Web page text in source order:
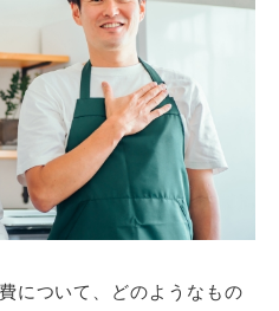
について、どのようなもの